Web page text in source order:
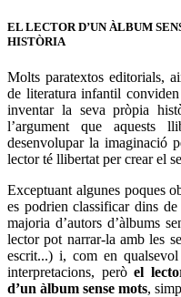
EL LECTOR D’UN ÀLBUM
HISTÒRIA
Molts paratextos editorials,
de literatura infantil conviden
inventar la seva pròpia
l’argument que aquests
desenvolupar la imaginació
lector té llibertat per crear el
Exceptuant algunes poques
es podrien classificar dins
majoria d’autors d’àlbums
lector pot narrar-la amb les
escrit...) i, com en
interpretacions, però el
d’un àlbum sense mots,